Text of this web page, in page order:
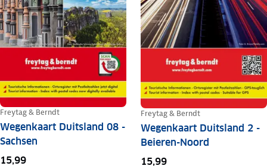
Freytag & Berndt
Wegenkaart Duitsland 08 -
Sachsen
15,99
Freytag & Berndt
Wegenkaart Duitsland 2 -
Beieren-Noord
15,99